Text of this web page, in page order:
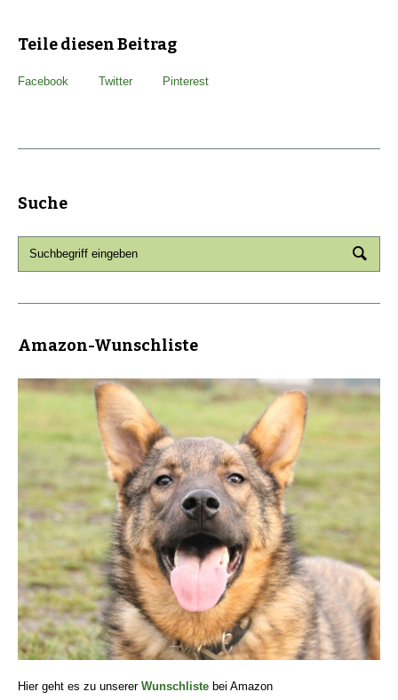
Teile diesen Beitrag
Facebook Twitter Pinterest
Suche
Amazon-Wunschliste
Hier geht es zu unserer Wunschliste bei Amazon